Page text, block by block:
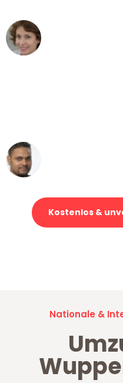
Kostenlos &
Nationale &